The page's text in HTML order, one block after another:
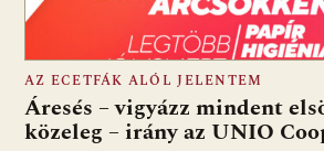
AZ ECETFÁK ALÓL JELENTEM
Áresés – vigyázz mindent
közeleg – irány az UNIO